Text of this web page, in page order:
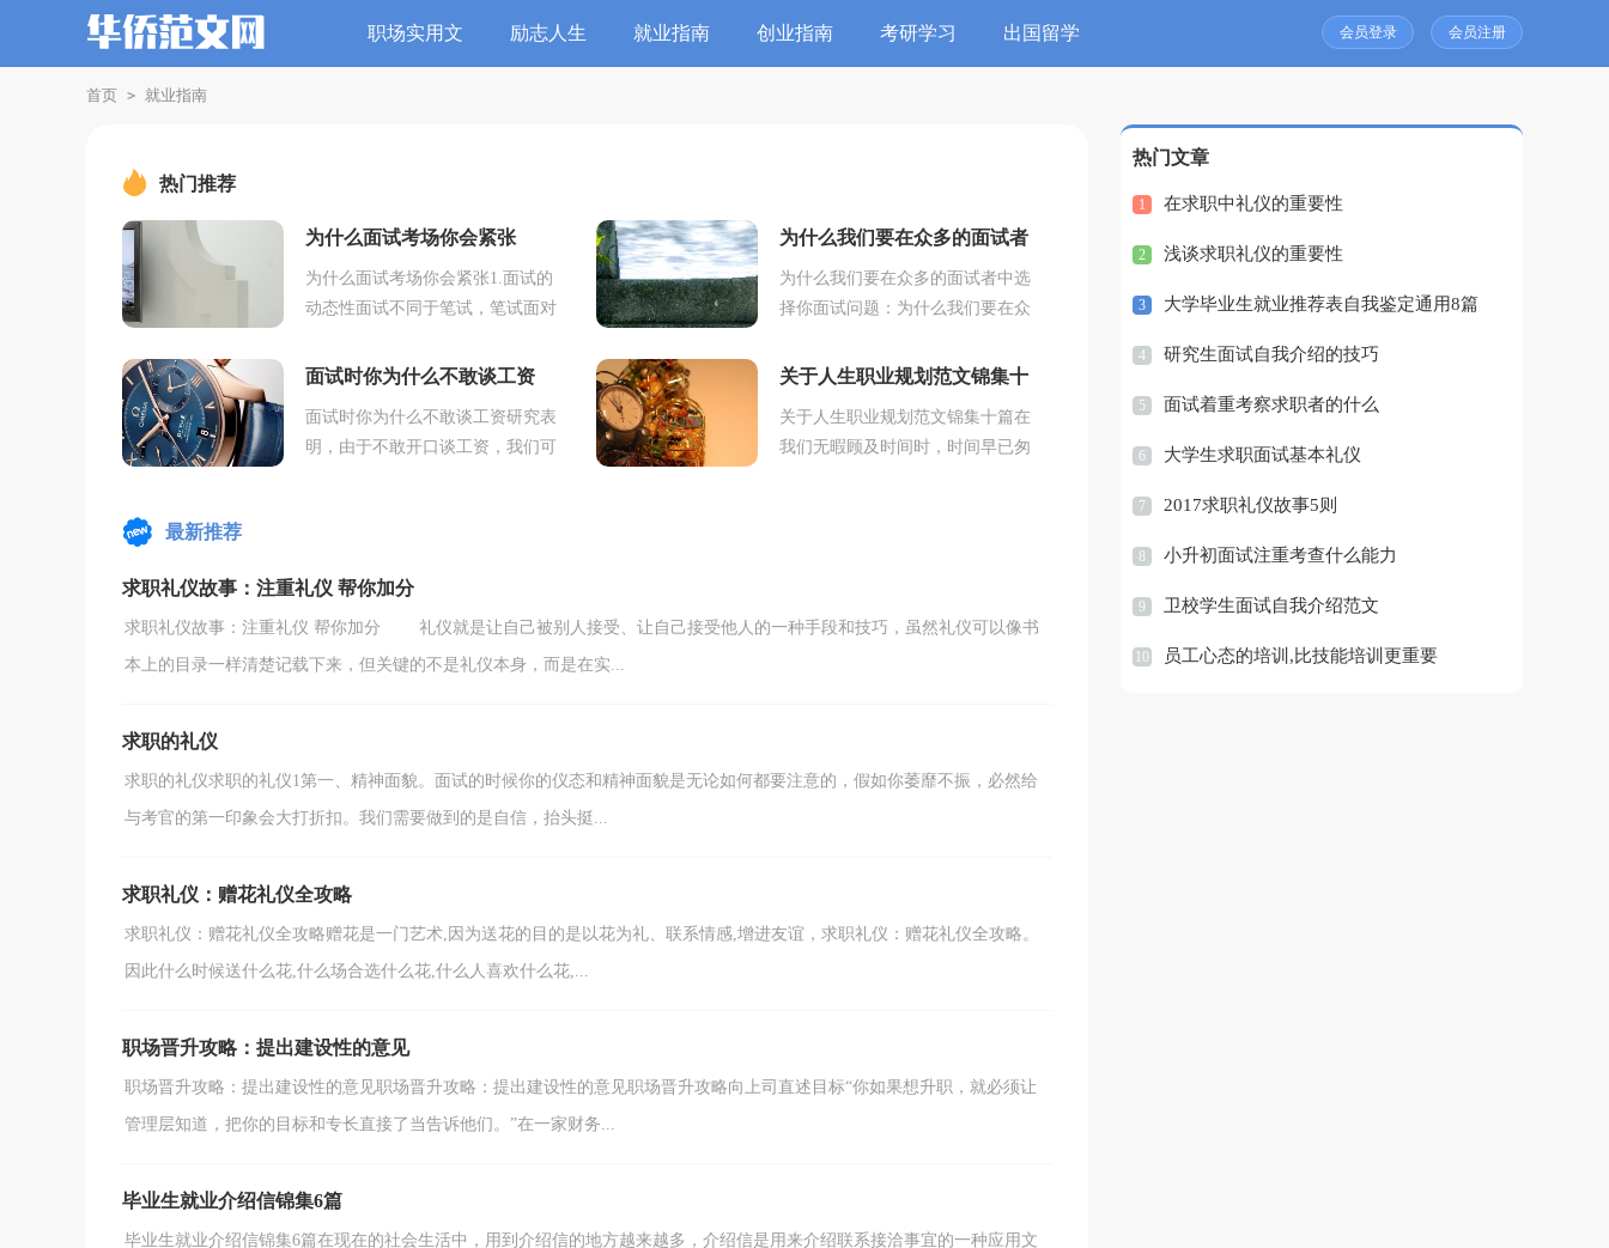
职场实用文 励志人生 就业指南 创业指南 考研学习 出国留学 会员登录 会员注册
首页 > 就业指南
热门推荐
为什么面试考场你会紧张
为什么面试考场你会紧张1.面试的
动态性面试不同于笔试，笔试面对
面试时间短，考官现场看表现。也
为什么我们要在众多的面试者
中选择你
为什么我们要在众多的面试者中选
择你面试问题：为什么我们要在众
把你的优势说出来,这个就好比说
面试时你为什么不敢谈工资
面试时你为什么不敢谈工资研究表
明，由于不敢开口谈工资，我们可
关于人生职业规划范文锦集十
篇
关于人生职业规划范文锦集十篇在
我们无暇顾及时间时，时间早已匆
最新推荐
求职礼仪故事：注重礼仪 帮你加分
求职礼仪故事：注重礼仪 帮你加分 礼仪就是让自己被别人接受、让自己接受他人的一种手段和技巧，虽然礼仪可以像书
本上的目录一样清楚记载下来，但关键的不是礼仪本身，而是在实...
求职的礼仪
求职的礼仪求职的礼仪1第一、精神面貌。面试的时候你的仪态和精神面貌是无论如何都要注意的，假如你萎靡不振，必然给
与考官的第一印象会大打折扣。我们需要做到的是自信，抬头挺...
求职礼仪：赠花礼仪全攻略
求职礼仪：赠花礼仪全攻略赠花是一门艺术,因为送花的目的是以花为礼、联系情感,增进友谊，求职礼仪：赠花礼仪全攻略。
因此什么时候送什么花,什么场合选什么花,什么人喜欢什么花,...
职场晋升攻略：提出建设性的意见
职场晋升攻略：提出建设性的意见职场晋升攻略：提出建设性的意见职场晋升攻略向上司直述目标“你如果想升职，就必须让
管理层知道，把你的目标和专长直接了当告诉他们。”在一家财务...
毕业生就业介绍信锦集6篇
毕业生就业介绍信锦集6篇在现在的社会生活中，用到介绍信的地方越来越多，介绍信是用来介绍联系接洽事宜的一种应用文
热门文章
1 在求职中礼仪的重要性
2 浅谈求职礼仪的重要性
3 大学毕业生就业推荐表自我鉴定通用8篇
4 研究生面试自我介绍的技巧
5 面试着重考察求职者的什么
6 大学生求职面试基本礼仪
7 2017求职礼仪故事5则
8 小升初面试注重考查什么能力
9 卫校学生面试自我介绍范文
10 员工心态的培训,比技能培训更重要